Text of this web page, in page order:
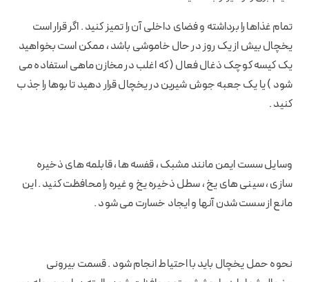
تمام غذاها را برداشته و فضای داخلی آن را تمیز کنید . اگر قرار است
یخچال بیش از یک روز در حال خاموشی باشد ، ممکن است بخواهید
یک کیسه کوچک ذغال فعال ( که اغلب در مخازن ماهی استفاده می
شود ) یا یک جعبه جوش شیرین در یخچال قرار دهید تا بوها را جذب
کنید .
وسایل سست ایمن مانند مشبک ، قفسه ها ، قابلمه های ذخیره
سازی ، سینی های یخ ، سطل ذخیره یخ و غیره را محافظت کنید . این
مانع از سست شدن آنها و ایجاد خسارت می شود .
نحوه حمل یخچال باید با احتیاط انجام شود . قسمت بیرونی